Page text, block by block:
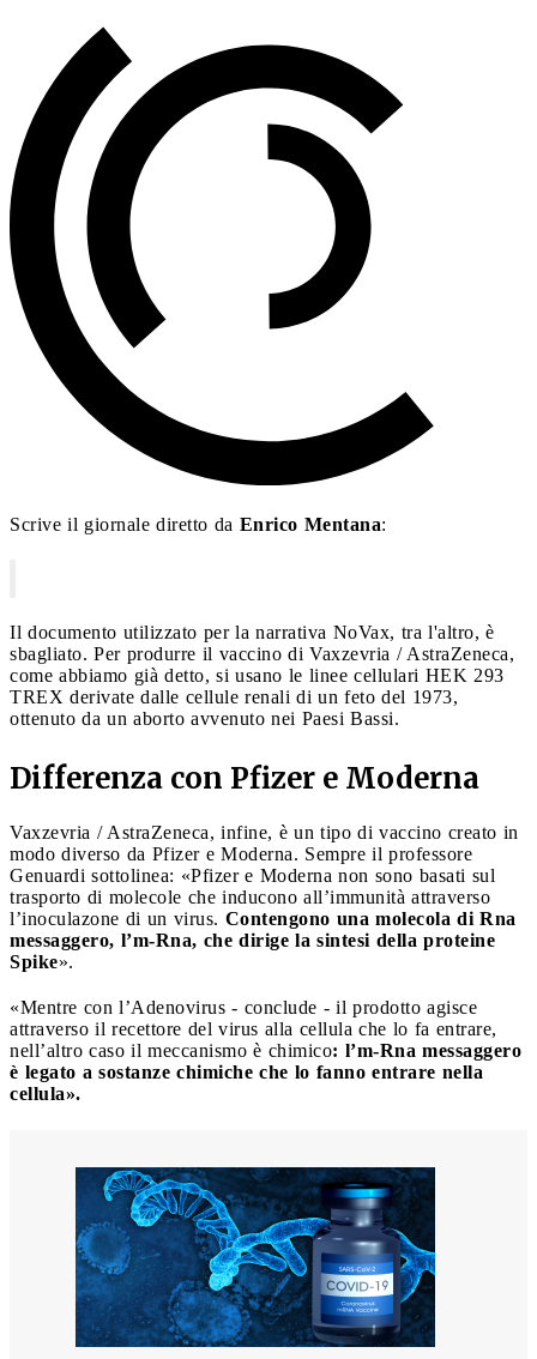
Scrive il giornale diretto da Enrico Mentana:
Il documento utilizzato per la narrativa NoVax, tra l'altro, è
sbagliato. Per produrre il vaccino di Vaxzevria / AstraZeneca,
come abbiamo già detto, si usano le linee cellulari HEK 293
TREX derivate dalle cellule renali di un feto del 1973,
ottenuto da un aborto avvenuto nei Paesi Bassi.
Differenza con Pfizer e Moderna
Vaxzevria / AstraZeneca, infine, è un tipo di vaccino creato in
modo diverso da Pfizer e Moderna. Sempre il professore
Genuardi sottolinea: «Pfizer e Moderna non sono basati sul
trasporto di molecole che inducono all’immunità attraverso
l’inoculazone di un virus. Contengono una molecola di Rna
messaggero, l’m-Rna, che dirige la sintesi della proteine
Spike».
«Mentre con l’Adenovirus - conclude - il prodotto agisce
attraverso il recettore del virus alla cellula che lo fa entrare,
nell’altro caso il meccanismo è chimico: l’m-Rna messaggero
è legato a sostanze chimiche che lo fanno entrare nella
cellula».